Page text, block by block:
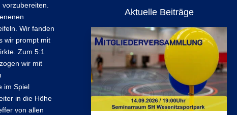
Wir fanden
wir prompt mit
Zum 5:1
wir mit
im Spiel
in die Höhe
von allen
Aktuelle Beiträge